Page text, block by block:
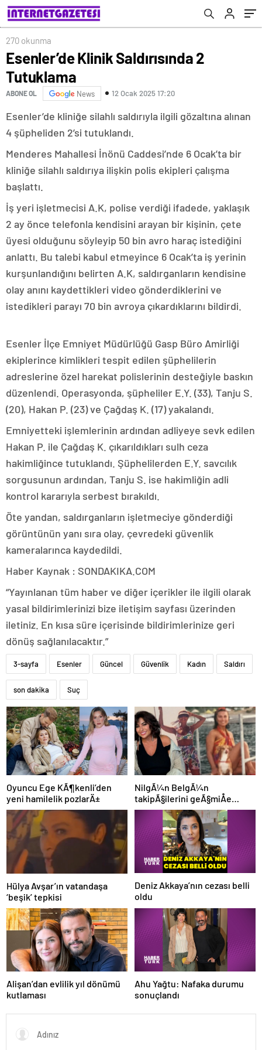
270 okunma
Esenler’de Klinik Saldırısında 2
Tutuklama
ABONE OL News 12 Ocak 2025 17:20
Esenler’de kliniğe silahlı saldırıyla ilgili gözaltına alınan
4 şüpheliden 2’si tutuklandı.
Menderes Mahallesi İnönü Caddesi’nde 6 Ocak’ta bir
kliniğe silahlı saldırıya ilişkin polis ekipleri çalışma
başlattı.
İş yeri işletmecisi A.K, polise verdiği ifadede, yaklaşık
2 ay önce telefonla kendisini arayan bir kişinin, çete
üyesi olduğunu söyleyip 50 bin avro haraç istediğini
anlattı. Bu talebi kabul etmeyince 6 Ocak’ta iş yerinin
kurşunlandığını belirten A.K, saldırganların kendisine
olay anını kaydettikleri video gönderdiklerini ve
istedikleri parayı 70 bin avroya çıkardıklarını bildirdi.
Esenler İlçe Emniyet Müdürlüğü Gasp Büro Amirliği
ekiplerince kimlikleri tespit edilen şüphelilerin
adreslerine özel harekat polislerinin desteğiyle baskın
düzenlendi. Operasyonda, şüpheliler E.Y. (33), Tanju S.
(20), Hakan P. (23) ve Çağdaş K. (17) yakalandı.
Emniyetteki işlemlerinin ardından adliyeye sevk edilen
Hakan P. ile Çağdaş K. çıkarıldıkları sulh ceza
hakimliğince tutuklandı. Şüphelilerden E.Y. savcılık
sorgusunun ardından, Tanju S. ise hakimliğin adli
kontrol kararıyla serbest bırakıldı.
Öte yandan, saldırganların işletmeciye gönderdiği
görüntünün yanı sıra olay, çevredeki güvenlik
kameralarınca kaydedildi.
Haber Kaynak : SONDAKIKA.COM
“Yayınlanan tüm haber ve diğer içerikler ile ilgili olarak
yasal bildirimlerinizi bize iletişim sayfası üzerinden
iletiniz. En kısa süre içerisinde bildirimlerinize geri
dönüş sağlanılacaktır.”
3-sayfa Esenler Güncel Güvenlik Kadın Saldırı
son dakika Suç
Oyuncu Ege KÃ¶kenli’den
yeni hamilelik pozlarÄ±
NilgÃ¼n BelgÃ¼n
takipÃ§ilerini geÃ§miÅe
gÃ¶tÃ¼rdÃ¼: Bu fotoÄraf
Marmaris’te Ã§ekildi
(ÃnlÃ¼lerin Ã§ocukluk ve
genÃ§lik halleri)
Hülya Avşar’ın vatandaşa
‘beşik’ tepkisi
Deniz Akkaya’nın cezası belli
oldu
Alişan’dan evlilik yıl dönümü
kutlaması
Ahu Yağtu: Nafaka durumu
sonuçlandı